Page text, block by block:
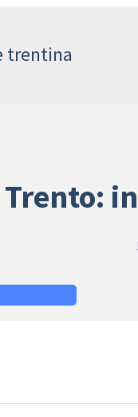
trentina
Trento: